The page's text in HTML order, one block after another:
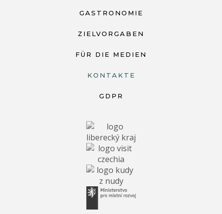
GASTRONOMIE
ZIELVORGABEN
FÜR DIE MEDIEN
KONTAKTE
GDPR